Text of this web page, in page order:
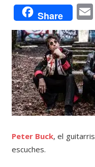
Share
Peter Buck, el
escuches.